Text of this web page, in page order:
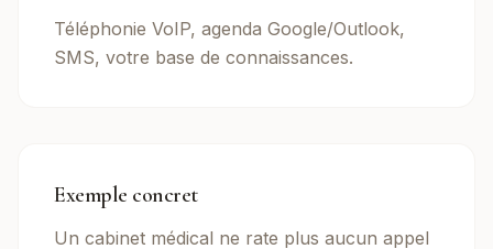
Téléphonie VoIP, agenda Google/Outlook,
SMS, votre base de connaissances.
Exemple concret
Un cabinet médical ne rate plus aucun appel